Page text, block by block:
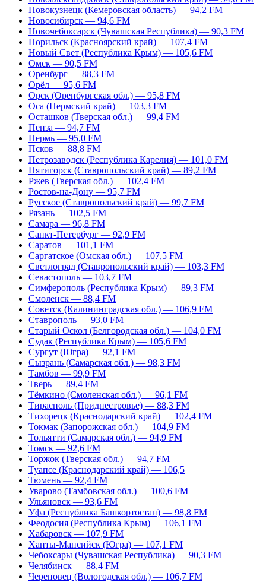
Новокузнецк (Кемеровская область) — 94,2 FM
Новосибирск — 94,6 FM
Новочебоксарск (Чувашская Республика) — 90,3 FM
Норильск (Красноярский край) — 107,4 FM
Новый Свет (Республика Крым) — 105,6 FM
Омск — 90,5 FM
Оренбург — 88,3 FM
Орёл — 95,6 FM
Орск (Оренбургская обл.) — 95,8 FM
Оса (Пермский край) — 103,3 FM
Осташков (Тверская обл.) — 99,4 FM
Пенза — 94,7 FM
Пермь — 95,0 FM
Псков — 88,8 FM
Петрозаводск (Республика Карелия) — 101,0 FM
Пятигорск (Ставропольский край) — 89,2 FM
Ржев (Тверская обл.) — 102,4 FM
Ростов-на-Дону — 95,7 FM
Русское (Ставропольский край) — 99,7 FM
Рязань — 102,5 FM
Самара — 96,8 FM
Санкт-Петербург — 92,9 FM
Саратов — 101,1 FM
Саргатское (Омская обл.) — 107,5 FM
Светлоград (Ставропольский край) — 103,3 FM
Севастополь — 103,7 FM
Симферополь (Республика Крым) — 89,3 FM
Смоленск — 88,4 FM
Советск (Калининградская обл.) — 106,9 FM
Ставрополь — 93,0 FM
Старый Оскол (Белгородская обл.) — 104,0 FM
Судак (Республика Крым) — 105,6 FM
Сургут (Югра) — 92,1 FM
Сызрань (Самарская обл.) — 98,3 FM
Тамбов — 99,9 FM
Тверь — 89,4 FM
Тёмкино (Смоленская обл.) — 96,1 FM
Тирасполь (Приднестровье) — 88,3 FM
Тихорецк (Краснодарский край) — 102,4 FM
Токмак (Запорожская обл.) — 104,9 FM
Тольятти (Самарская обл.) — 94,9 FM
Томск — 92,6 FM
Торжок (Тверская обл.) — 94,7 FM
Туапсе (Краснодарский край) — 106,5
Тюмень — 92,4 FM
Уварово (Тамбовская обл.) — 100,6 FM
Ульяновск — 93,6 FM
Уфа (Республика Башкортостан) — 98,8 FM
Феодосия (Республика Крым) — 106,1 FM
Хабаровск — 107,9 FM
Ханты-Мансийск (Югра) — 107,1 FM
Чебоксары (Чувашская Республика) — 90,3 FM
Челябинск — 88,4 FM
Череповец (Вологодская обл.) — 106,7 FM